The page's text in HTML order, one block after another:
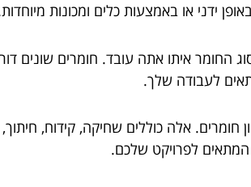
ידני או באמצעות כלים ומכונות
החומר איתו אתה עובד. חומרים שונים
לעבודה שלך.
אלה כוללים שחיקה, קידוח,
לפרויקט שלכם.